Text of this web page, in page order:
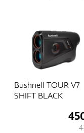
Bushnell TOUR V7
SHIFT BLACK